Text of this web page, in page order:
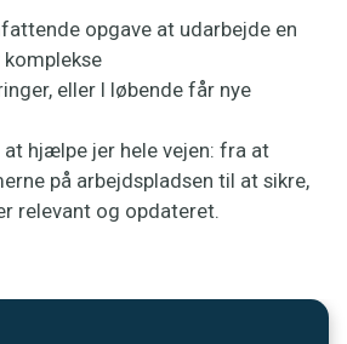
opgave at udarbejde en
eller I løbende får nye
hjælpe jer hele vejen: fra at
på arbejdspladsen til at sikre,
relevant og opdateret.